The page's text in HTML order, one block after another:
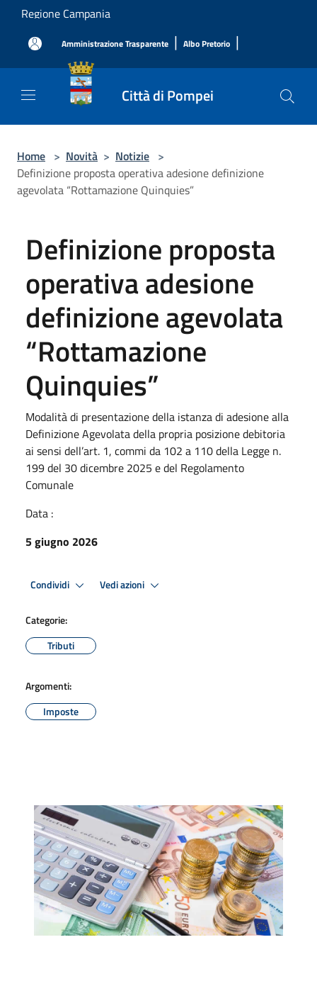
Salta al contenuto principale
Regione Campania
Amministrazione Trasparente | Albo Pretorio |
Città di Pompei
Home > Novità > Notizie >
Definizione proposta operativa adesione definizione
agevolata “Rottamazione Quinquies”
Definizione proposta
operativa adesione
definizione agevolata
“Rottamazione
Quinquies”
Modalità di presentazione della istanza di adesione alla
Definizione Agevolata della propria posizione debitoria
ai sensi dell’art. 1, commi da 102 a 110 della Legge n.
199 del 30 dicembre 2025 e del Regolamento
Comunale
Data :
5 giugno 2026
Condividi Vedi azioni
Categorie:
Tributi
Argomenti:
Imposte